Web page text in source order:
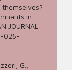
in
JOURNAL
026-
G.,